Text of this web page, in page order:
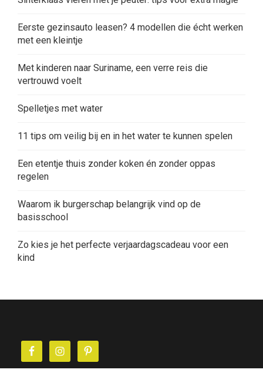
Eerste gezinsauto leasen? 4 modellen die écht werken
met een kleintje
Met kinderen naar Suriname, een verre reis die
vertrouwd voelt
Spelletjes met water
11 tips om veilig bij en in het water te kunnen spelen
Een etentje thuis zonder koken én zonder oppas
regelen
Waarom ik burgerschap belangrijk vind op de
basisschool
Zo kies je het perfecte verjaardagscadeau voor een
kind